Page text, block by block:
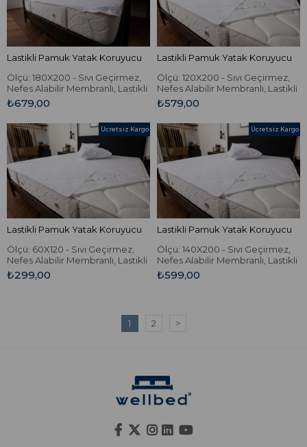
Lastikli Pamuk Yatak Koruyucu
Ölçü: 180X200 - Sıvı Geçirmez,
Nefes Alabilir Membranlı, Lastikli
Pamuk Yatak Koruyucu.
₺679,00
Lastikli Pamuk Yatak Koruyucu
Ölçü: 120X200 - Sıvı Geçirmez,
Nefes Alabilir Membranlı, Lastikli
Pamuk Yatak Koruyucu.
₺579,00
Lastikli Pamuk Yatak Koruyucu
Ölçü: 60X120 - Sıvı Geçirmez,
Nefes Alabilir Membranlı, Lastikli
Pamuk Yatak Koruyucu.
₺299,00
Ücretsiz Kargo
Lastikli Pamuk Yatak Koruyucu
Ölçü: 140X200 - Sıvı Geçirmez,
Nefes Alabilir Membranlı, Lastikli
Pamuk Yatak Koruyucu.
₺599,00
Ücretsiz Kargo
1 2 >